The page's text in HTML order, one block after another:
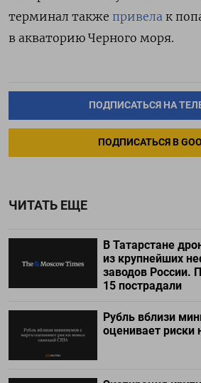
терминал также привела к
в акваторию Черного моря.
ПОДПИСАТЬСЯ НА
ПОДПИСАТЬСЯ В
ЧИТАТЬ ЕЩЕ
В Татарстане
из крупнейших
заводов России.
15 пострадали
Рубль вблизи
оценивает